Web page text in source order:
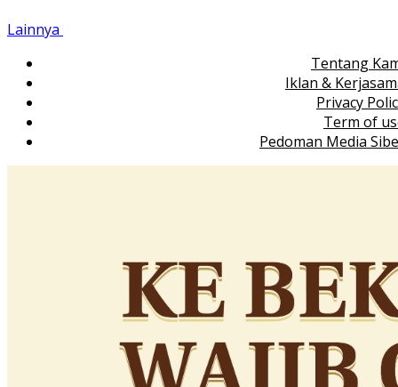
Lainnya
Tentang
Iklan &
Privacy
Term of
Pedoman Media